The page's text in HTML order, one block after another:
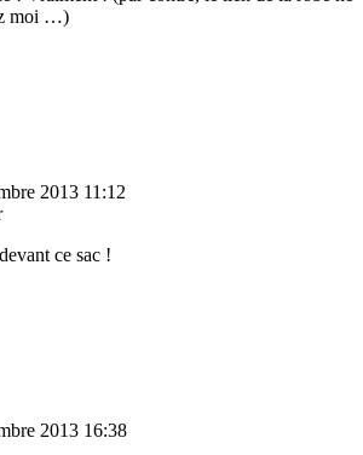
moi …)
2013 11:12
ce sac !
2013 16:38